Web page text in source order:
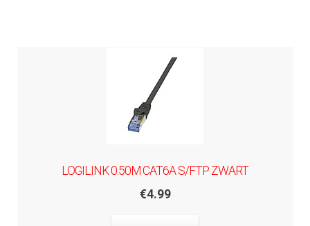
LOGILINK 0.50M CAT6A S/FTP ZWART
€4.99